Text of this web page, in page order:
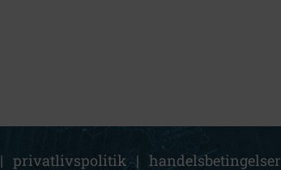
| privatlivspolitik | handelsbetingelser